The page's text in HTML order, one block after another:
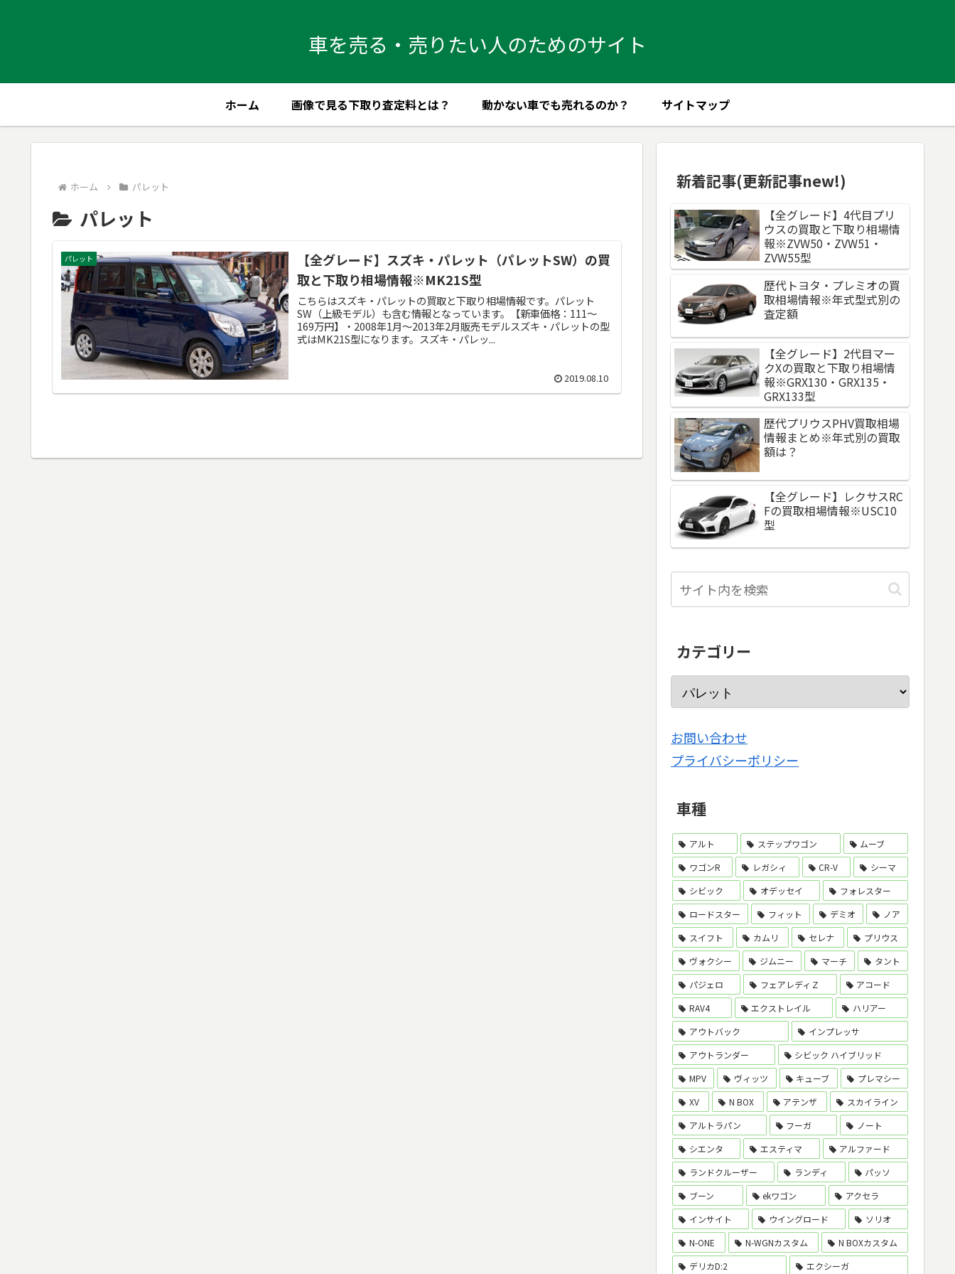
車を売る・売りたい人のためのサイト
ホーム 画像で見る下取り査定料とは？ 動かない車でも売れるのか？ サイトマップ
ホーム パレット
パレット
パレット
【全グレード】スズキ・パレット（パレットSW）の買
取と下取り相場情報※MK21S型
こちらはスズキ・パレットの買取と下取り相場情報です。パレット
SW（上級モデル）も含む情報となっています。【新車価格：111～
169万円】・2008年1月～2013年2月販売モデルスズキ・パレットの型
式はMK21S型になります。スズキ・パレッ...
2019.08.10
新着記事(更新記事new!)
【全グレード】4代目プリ
ウスの買取と下取り相場情
報※ZVW50・ZVW51・
ZVW55型
歴代トヨタ・プレミオの買
取相場情報※年式型式別の
査定額
【全グレード】2代目マー
クXの買取と下取り相場情
報※GRX130・GRX135・
GRX133型
歴代プリウスPHV買取相場
情報まとめ※年式別の買取
額は？
【全グレード】レクサスRC
Fの買取相場情報※USC10
型
カテゴリー
お問い合わせ
プライバシーポリシー
車種
アルト ステップワゴン
ムーブ
ワゴンR
レガシィ CR-V
シーマ
シビック
オデッセイ
フォレスター
ロードスター
フィット デミオ
ノア
スイフト
カムリ セレナ
プリウス
ヴォクシー
ジムニー マーチ
タント
パジェロ
フェアレディＺ
アコード
RAV4
エクストレイル
ハリアー
アウトバック
インプレッサ
アウトランダー
シビック ハイブリッド
MPV
ヴィッツ キューブ
プレマシー
XV
N BOX アテンザ
スカイライン
アルトラパン
フーガ
ノート
シエンタ
エスティマ
アルファード
ランドクルーザー
ランディ
パッソ
ブーン
ekワゴン
アクセラ
インサイト
ウイングロード
ソリオ
N-ONE
N-WGNカスタム
N BOXカスタム
デリカD:2
エクシーガ